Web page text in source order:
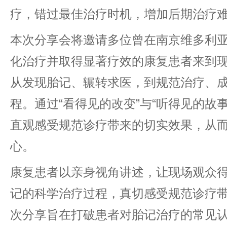
疗，错过最佳治疗时机，增加后期治疗
本次分享会将邀请多位曾在南京维多利
化治疗并取得显著疗效的康复患者来到
从发现胎记、辗转求医，到规范治疗、
程。通过“看得见的改变”与“听得见的故
直观感受规范诊疗带来的切实效果，从
心。
康复患者以亲身视角讲述，让现场观众
记的科学治疗过程，真切感受规范诊疗
次分享旨在打破患者对胎记治疗的常见